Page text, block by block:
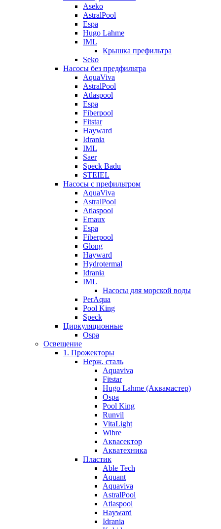
Aseko
AstralPool
Espa
Hugo Lahme
IML
Крышка префильтра
Seko
Насосы без предфильтра
AquaViva
AstralPool
Atlaspool
Espa
Fiberpool
Fitstar
Hayward
Idrania
IML
Saer
Speck Badu
STEIEL
Насосы с префильтром
AquaViva
AstralPool
Atlaspool
Emaux
Espa
Fiberpool
Glong
Hayward
Hydrotermal
Idrania
IML
Насосы для морской воды
PerAqua
Pool King
Speck
Циркуляционные
Ospa
Освещение
1. Прожекторы
Нерж. сталь
Aquaviva
Fitstar
Hugo Lahme (Аквамастер)
Ospa
Pool King
Runvil
VitaLight
Wibre
Аквасектор
Акватехника
Пластик
Able Tech
Aquant
Aquaviva
AstralPool
Atlaspool
Hayward
Idrania